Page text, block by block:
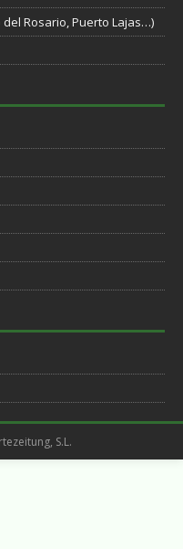
Rosario, Puerto Lajas…)
S.L.